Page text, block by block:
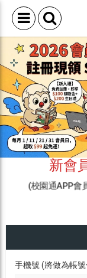
新會
(校園通APP會
手機號 (將做為帳